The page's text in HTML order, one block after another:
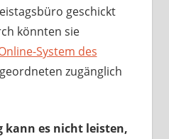
geschickt
könnten sie
System des
zugänglich
kann es nicht leisten,